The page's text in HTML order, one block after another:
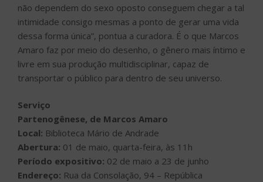
não dependem do sexo oposto conseguem chegar a tal
intimidade consigo mesmas a ponto de gerar uma vida
dessa forma única”, pontua a curadora. É o que Marcos
Amaro faz por meio do desenho, o gênero mais íntimo e
livre em sua produção multidisciplinar, capaz de
transportar o público para dentro de seu universo.
Serviço
Partenogênese, de Marcos Amaro
Local: Biblioteca Mário de Andrade
Abertura: 01 de maio, quarta-feira, às 11h
Período expositivo: 02 de maio a 23 de junho
Endereço: Rua da Consolação, 94 – República